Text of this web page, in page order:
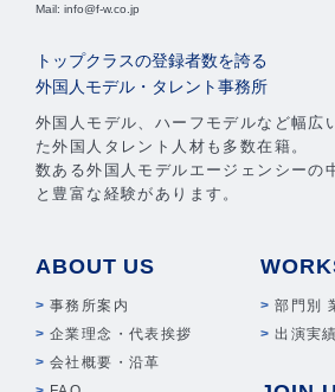
Mail: info@f-w.co.jp
トップクラスの登録者数を誇る
外国人モデル・タレント事務所
外国人モデル、ハーフモデルなど幅広
た外国人タレント人材も多数在籍。
数ある外国人モデルエージェンシーの
と豊富な経験があります。
ABOUT US
事務所案内
企業理念・代表挨拶
会社概要・沿革
部門別
出演実